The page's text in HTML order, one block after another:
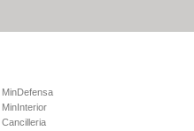
MinDefensa
MinInterior
Cancilleria